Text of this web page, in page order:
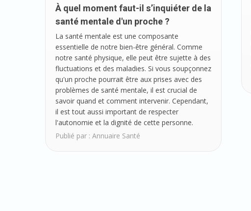
À quel moment faut-il s’inquiéter de la
santé mentale d'un proche ?
La santé mentale est une composante
essentielle de notre bien-être général. Comme
notre santé physique, elle peut être sujette à des
fluctuations et des maladies. Si vous soupçonnez
qu'un proche pourrait être aux prises avec des
problèmes de santé mentale, il est crucial de
savoir quand et comment intervenir. Cependant,
il est tout aussi important de respecter
l'autonomie et la dignité de cette personne.
Publié par : Annuaire Santé